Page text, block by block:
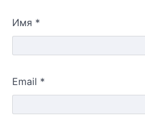
Имя *
Email *